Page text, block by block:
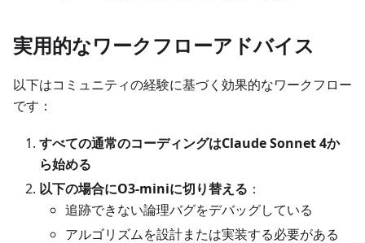
実用的なワークフローアドバイス
以下はコミュニティの経験に基づく効果的なワークフロー
です：
すべての通常のコーディングはClaude Sonnet 4か
ら始める
以下の場合にO3-miniに切り替える ：
追跡できない論理バグをデバッグしている
アルゴリズムを設計または実装する必要がある